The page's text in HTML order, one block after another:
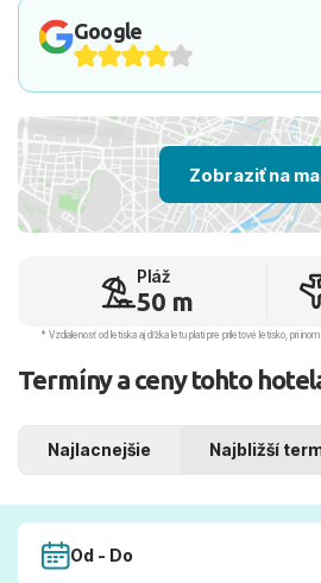
Google
Zobraziť na
Pláž
50 m
* Vzdialenosť od letiska aj dľžka letu platí pre príletové letisko, pri
Termíny a ceny tohto
Najlacnejšie Najbližší
Od - Do